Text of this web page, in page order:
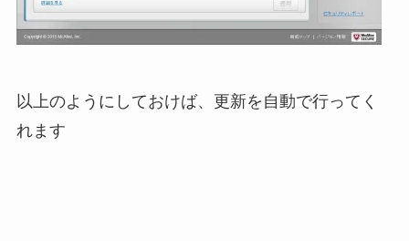
以上のようにしておけば、更新を自動で行ってく
れます